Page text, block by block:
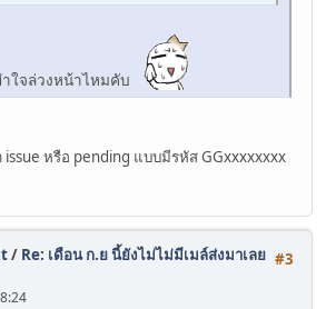
ใจล่วงหน้าไหมคับ
issue หรือ pending แบบมีรหัส GGxxxxxxxx
#3
/ Re: เดือน ก.ย นี้ยังไม่ไม่มีเมล์ส่งมาเลย